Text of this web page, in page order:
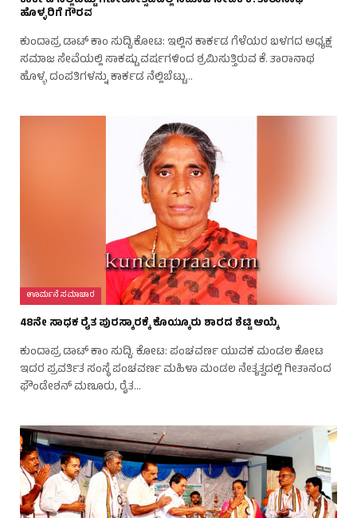
ಹೊಳ್ಳರಿಗೆ ಗೌರವ
ಕುಂದಾಪ್ರ ಡಾಟ್‌ ಕಾಂ ಸುದ್ದಿ.ಕೋಟ: ಇಲ್ಲಿನ ಕಾರ್ಕಡ ಗೆಳೆಯರ ಬಳಗದ ಅಧ್ಯಕ್ಷ
ಸಮಾಜ ಸೇವೆಯಲ್ಲಿ ಸಾಕಷ್ಟು ವರ್ಷಗಳಿಂದ ಶ್ರಮಿಸುತ್ತಿರುವ ಕೆ. ತಾರಾನಾಥ
ಹೊಳ್ಳ ದಂಪತಿಗಳನ್ನು ಕಾರ್ಕಡ ನೆಲ್ಲಿಬೆಟ್ಟು…
ಊರ್ಮನೆ ಸಮಾಚಾರ
48ನೇ ಸಾಧಕ ರೈತ ಪುರಸ್ಕಾರಕ್ಕೆ ಕೊಯ್ಕೂರು ಶಾರದ ಶೆಟ್ಟಿ ಆಯ್ಕೆ
ಕುಂದಾಪ್ರ ಡಾಟ್‌ ಕಾಂ ಸುದ್ದಿ. ಕೋಟ: ಪಂಚವರ್ಣ ಯುವಕ ಮಂಡಲ ಕೋಟ
ಇದರ ಪ್ರವರ್ತಿತ ಸಂಸ್ಥೆ ಪಂಚವರ್ಣ ಮಹಿಳಾ ಮಂಡಲ ನೇತೃತ್ವದಲ್ಲಿ ಗೀತಾನಂದ
ಫೌಂಡೇಶನ್ ಮಣೂರು, ರೈತ…